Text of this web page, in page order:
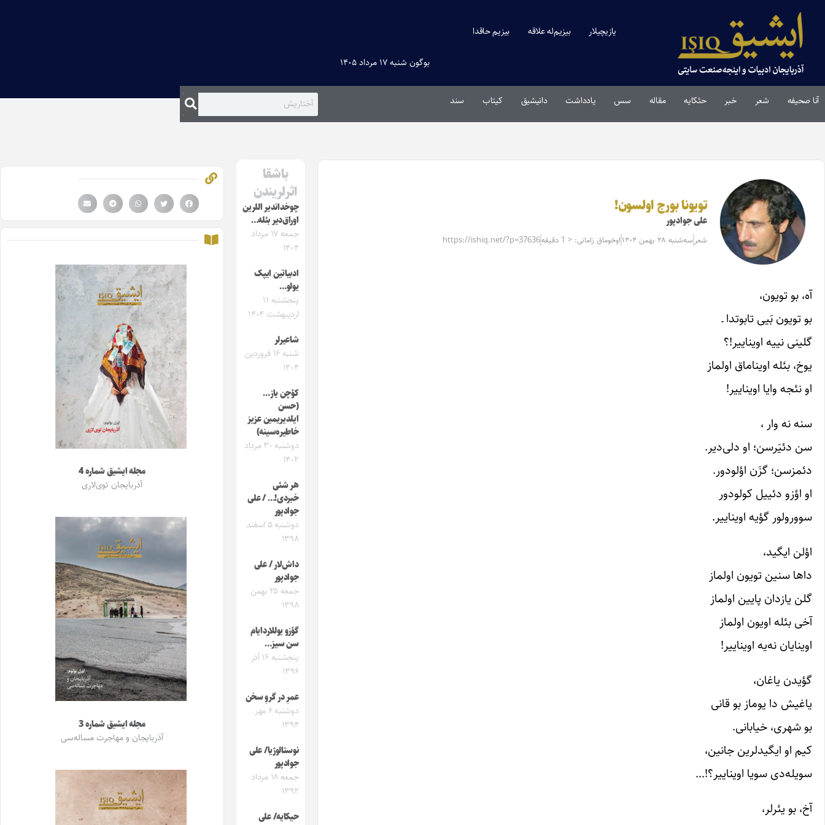
یازیچیلار بیزیم‌له علاقه بیزیم حاقدا
بوگون شنبه ۱۷ مرداد ۱۴۰۵
آنا صحیفه شعر خبر حئکایه مقاله‌ سس یادداشت دانیشیق کیتاب سند
تویونا بورج اولسون!
علی جوادپور
شعر سه‌شنبه ۲۸ بهمن ۱۴۰۴ اوخوماق زامانی: < 1 دقیقه https://ishiq.net/?p=37636
آه، بو تویون،
بو تویون بَیی تابوتدا ـ
گلینی نییه اویناییر!؟
یوخ، بئله اویناماق اولماز
او نئجه وایا اویناییر!
سنه نه وار ،
سن دئیَرسن؛ او دلی‌دیر.
دئمزسن؛ گزَن اؤلودور.
او اؤزو دئییل کولودور
سوورولور گؤیه اویناییر.
اؤلن ایگید،
داها سنین تویون اولماز
گلن یازدان پایین اولماز
آخی بئله اویون اولماز
اوینایان نه‌یه اویناییر!
گؤیدن یاغان،
یاغیش دا یوماز بو قانی
بو شهری، خیابانی.
کیم او ایگیدلرین جانین،
سویله‌دی سویا اویناییر؟!…
آخ، بو یئرلر،
باشقا
اثرلریندن
چوخداندیر اللرین
اوراق‌دیر بئله…
جمعه ۱۷ مرداد
۱۴۰۴
ادبیاتین ایپک
یولو…
پنجشنبه ۱۱
اردیبهشت ۱۴۰۴
شاعیرلر
شنبه ۱۶ فروردین
۱۴۰۴
کؤچن یاز…
(حسن
ایلدیریمین عزیز
خاطیره‌سینه)
دوشنبه ۳۰ مرداد
۱۴۰۲
هر شئی
خبردی!… / علی
جوادپور
دوشنبه ۵ اسفند
۱۳۹۸
داش‌لار / علی
جوادپور
جمعه ۲۵ بهمن
۱۳۹۸
گؤزو یوللاردایام
سن سیز…
پنجشنبه ۱۶ آذر
۱۳۹۶
عمرِ در گروِ سخن
دوشنبه ۶ مهر
۱۳۹۴
نوستالوژیا/ علی
جوادپور
جمعه ۱۸ مرداد
۱۳۹۲
حیکایه/ علی
مجله ایشیق شماره 4
آذربایجان توی‌لاری
مجله ایشیق شماره 3
آذربایجان و مهاجرت مساله‌سی